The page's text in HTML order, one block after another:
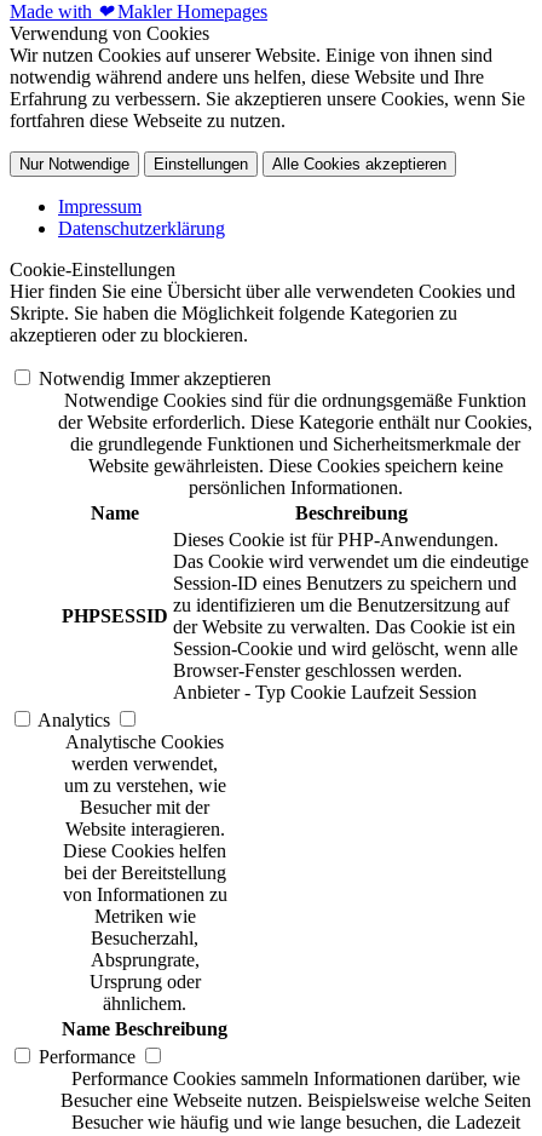
Made with ❤Makler Homepages
Verwendung von Cookies
Wir nutzen Cookies auf unserer Website. Einige von ihnen sind
notwendig während andere uns helfen, diese Website und Ihre
Erfahrung zu verbessern. Sie akzeptieren unsere Cookies, wenn Sie
fortfahren diese Webseite zu nutzen.
Nur Notwendige Einstellungen Alle Cookies akzeptieren
Impressum
Datenschutzerklärung
Cookie-Einstellungen
Hier finden Sie eine Übersicht über alle verwendeten Cookies und
Skripte. Sie haben die Möglichkeit folgende Kategorien zu
akzeptieren oder zu blockieren.
Notwendig Immer akzeptieren
Notwendige Cookies sind für die ordnungsgemäße Funktion
der Website erforderlich. Diese Kategorie enthält nur Cookies,
die grundlegende Funktionen und Sicherheitsmerkmale der
Website gewährleisten. Diese Cookies speichern keine
persönlichen Informationen.
Name
Beschreibung
PHPSESSID
Dieses Cookie ist für PHP-Anwendungen.
Das Cookie wird verwendet um die eindeutige
Session-ID eines Benutzers zu speichern und
zu identifizieren um die Benutzersitzung auf
der Website zu verwalten. Das Cookie ist ein
Session-Cookie und wird gelöscht, wenn alle
Browser-Fenster geschlossen werden.
Anbieter - Typ Cookie Laufzeit Session
Analytics
Analytische Cookies
werden verwendet,
um zu verstehen, wie
Besucher mit der
Website interagieren.
Diese Cookies helfen
bei der Bereitstellung
von Informationen zu
Metriken wie
Besucherzahl,
Absprungrate,
Ursprung oder
ähnlichem.
Name Beschreibung
Performance
Performance Cookies sammeln Informationen darüber, wie
Besucher eine Webseite nutzen. Beispielsweise welche Seiten
Besucher wie häufig und wie lange besuchen, die Ladezeit